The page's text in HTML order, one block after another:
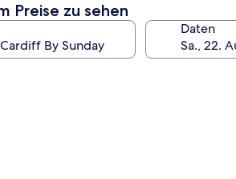
Preise zu sehen
Daten